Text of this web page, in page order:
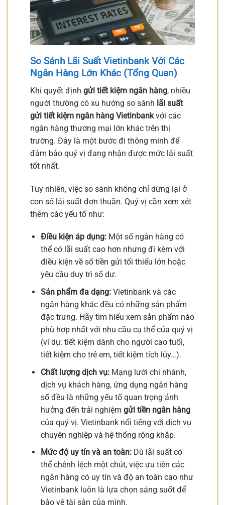
So Sánh Lãi Suất VietinbankVới Các
Ngân Hàng Lớn Khác (Tổng Quan)
Khi quyết định gửi tiết kiệm ngân hàng, nhiều
người thường có xu hướng so sánh lãi suất
gửi tiết kiệm ngân hàng Vietinbankvới các
ngân hàng thương mại lớn khác trên thị
trường. Đây là một bước đi thông minh để
đảm bảo quý vị đang nhận được mức lãi suất
tốt nhất.
Tuy nhiên, việc so sánh không chỉ dừng lại ở
con số lãi suất đơn thuần. Quý vị cần xem xét
thêm các yếu tố như:
Điều kiện áp dụng:Một số ngân hàng có
thể có lãi suất cao hơn nhưng đi kèm với
điều kiện về số tiền gửi tối thiểu lớn hoặc
yêu cầu duy trì số dư.
Sản phẩm đa dạng:Vietinbank và các
ngân hàng khác đều có những sản phẩm
đặc trưng. Hãy tìm hiểu xem sản phẩm nào
phù hợp nhất với nhu cầu cụ thể của quý vị
(ví dụ: tiết kiệm dành cho người cao tuổi,
tiết kiệm cho trẻ em, tiết kiệm tích lũy…).
Chất lượng dịch vụ:Mạng lưới chi nhánh,
dịch vụ khách hàng, ứng dụng ngân hàng
số đều là những yếu tố quan trọng ảnh
hưởng đến trải nghiệm gửi tiền ngân hàng
của quý vị. Vietinbank nổi tiếng với dịch vụ
chuyên nghiệp và hệ thống rộng khắp.
Mức độ uy tín và an toàn:Dù lãi suất có
thể chênh lệch một chút, việc ưu tiên các
ngân hàng có uy tín và độ an toàn cao như
Vietinbank luôn là lựa chọn sáng suốt để
bảo vệ tài sản của mình.